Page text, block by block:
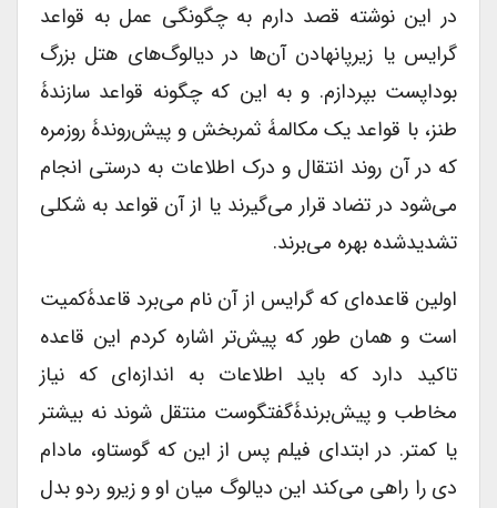
در این نوشته قصد دارم به چگونگی عمل به قواعد
گرایس یا زیرپانهادن آن‌ها در دیالوگ‌های هتل بزرگ
بوداپست بپردازم. و به این که چگونه قواعد سازندۀ
طنز، با قواعد یک مکالمۀ ثمربخش و پیش‌روندۀ روزمره
که در آن روند انتقال و درک اطلاعات به درستی انجام
می‌شود در تضاد قرار می‌گیرند یا از آن قواعد به شکلی
تشدید‌شده بهره می‌برند.
اولین قاعده‌ای که گرایس از آن نام می‌برد قاعدۀکمیت
است و همان طور که پیش‌تر اشاره کردم این قاعده
تاکید دارد که باید اطلاعات به اندازه‌ای که نیاز
مخاطب و پیش‌برندۀگفتگوست منتقل شوند نه بیشتر
یا کمتر. در ابتدای فیلم پس از این که گوستاو، مادام
دی را راهی می‌کند این دیالوگ‌ میان او و زیرو ردو بدل